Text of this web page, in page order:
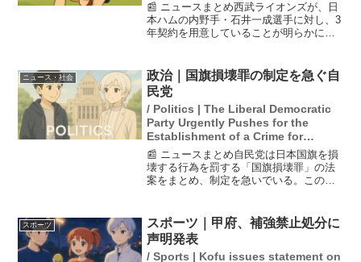
📰 ニュースまとめ西武ライオンズが、日
本ハムの内野手・石井一成選手に対し、3
年契約を用意していることが明らかにな
認したい意向を示しています。西武は、
彼を獲得することで、...
ニュース・社会
政治｜国旗損壊罪の制定を急ぐ自
民党
/ Politics | The Liberal Democratic
Party Urgently Pushes for the
Establishment of a Crime for
Desecrating the National Flag
📰 ニュースまとめ自民党は日本国旗を損
壊する行為を罰する「国旗損壊罪」の法
案をまとめ、制定を急いでいる。この法
対する保護を強化するこの動きは、世論
の関心を集めており、...
スポーツ
スポーツ｜甲府、補強禁止処分に
声明発表
/ Sports | Kofu issues statement on